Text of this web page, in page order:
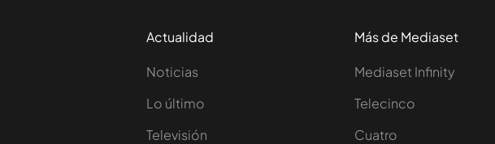
Actualidad
Noticias
Lo último
Televisión
Más de Mediaset
Mediaset Infinity
Telecinco
Cuatro